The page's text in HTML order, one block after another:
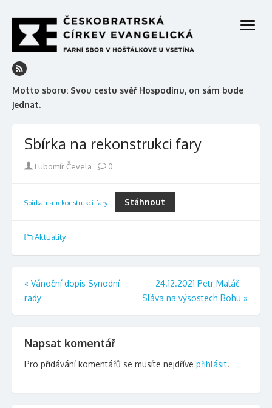
to
content
Motto sboru: Svou cestu svěř Hospodinu, on sám bude
jednat.
open
Sbírka na rekonstrukci fary
Author
Lubomír Čevela 0
Sbirka-na-rekonstrukci-fary Stáhnout
Aktuality
Navigace
pro
« Vánoční dopis Synodní
rady
24.12.2021 Petr Maláč –
Sláva na výsostech Bohu »
Napsat komentář
Pro přidávání komentářů se musíte nejdříve přihlásit.